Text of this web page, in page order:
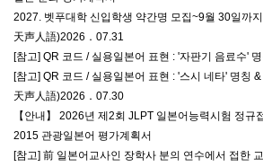
2027. 벳푸대학 신입학생 약간명 모집~9월 30일까지
天声人語)2026．07.31
天声人語)2026．07.30
2015 관광일본어 평가계획서